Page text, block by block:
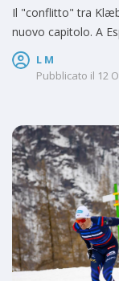
Il "conflitto" tra
nuovo capitolo. A
L M
Pubblicato il 12